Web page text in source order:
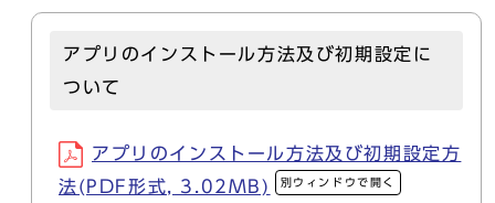
アプリのインストール方法及び初期設定に
ついて
アプリのインストール方法及び初期設定方
法(PDF形式, 3.02MB)
別ウィンドウで開く